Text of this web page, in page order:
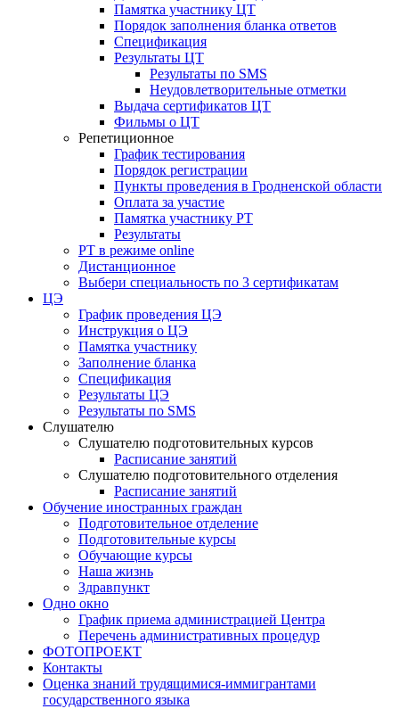
Памятка участнику ЦТ
Порядок заполнения бланка ответов
Спецификация
Результаты ЦТ
Результаты по SMS
Неудовлетворительные отметки
Выдача сертификатов ЦТ
Фильмы о ЦТ
Репетиционное
График тестирования
Порядок регистрации
Пункты проведения в Гродненской области
Оплата за участие
Памятка участнику РТ
Результаты
РТ в режиме online
Дистанционное
Выбери специальность по 3 сертификатам
ЦЭ
График проведения ЦЭ
Инструкция о ЦЭ
Памятка участнику
Заполнение бланка
Спецификация
Результаты ЦЭ
Результаты по SMS
Слушателю
Слушателю подготовительных курсов
Расписание занятий
Слушателю подготовительного отделения
Расписание занятий
Обучение иностранных граждан
Подготовительное отделение
Подготовительные курсы
Обучающие курсы
Наша жизнь
Здравпункт
Одно окно
График приема администрацией Центра
Перечень административных процедур
ФОТОПРОЕКТ
Контакты
Оценка знаний трудящимися-иммигрантами
государственного языка